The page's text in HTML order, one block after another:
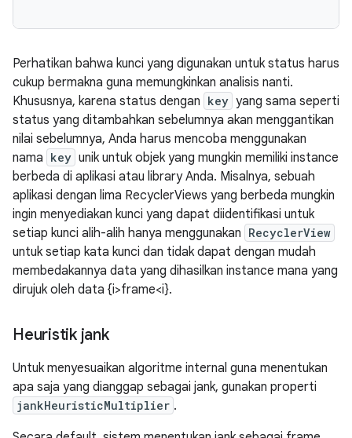
Perhatikan bahwa kunci yang digunakan untuk status harus
cukup bermakna guna memungkinkan analisis nanti.
Khususnya, karena status dengan key yang sama seperti
status yang ditambahkan sebelumnya akan menggantikan
nilai sebelumnya, Anda harus mencoba menggunakan
nama key unik untuk objek yang mungkin memiliki instance
berbeda di aplikasi atau library Anda. Misalnya, sebuah
aplikasi dengan lima RecyclerViews yang berbeda mungkin
ingin menyediakan kunci yang dapat diidentifikasi untuk
setiap kunci alih-alih hanya menggunakan RecyclerView
untuk setiap kata kunci dan tidak dapat dengan mudah
membedakannya data yang dihasilkan instance mana yang
dirujuk oleh data {i>frame<i}.
Heuristik jank
Untuk menyesuaikan algoritme internal guna menentukan
apa saja yang dianggap sebagai jank, gunakan properti
jankHeuristicMultiplier .